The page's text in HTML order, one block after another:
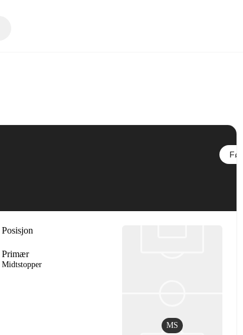
Følg
Posisjon
Primær
Midtstopper
MS